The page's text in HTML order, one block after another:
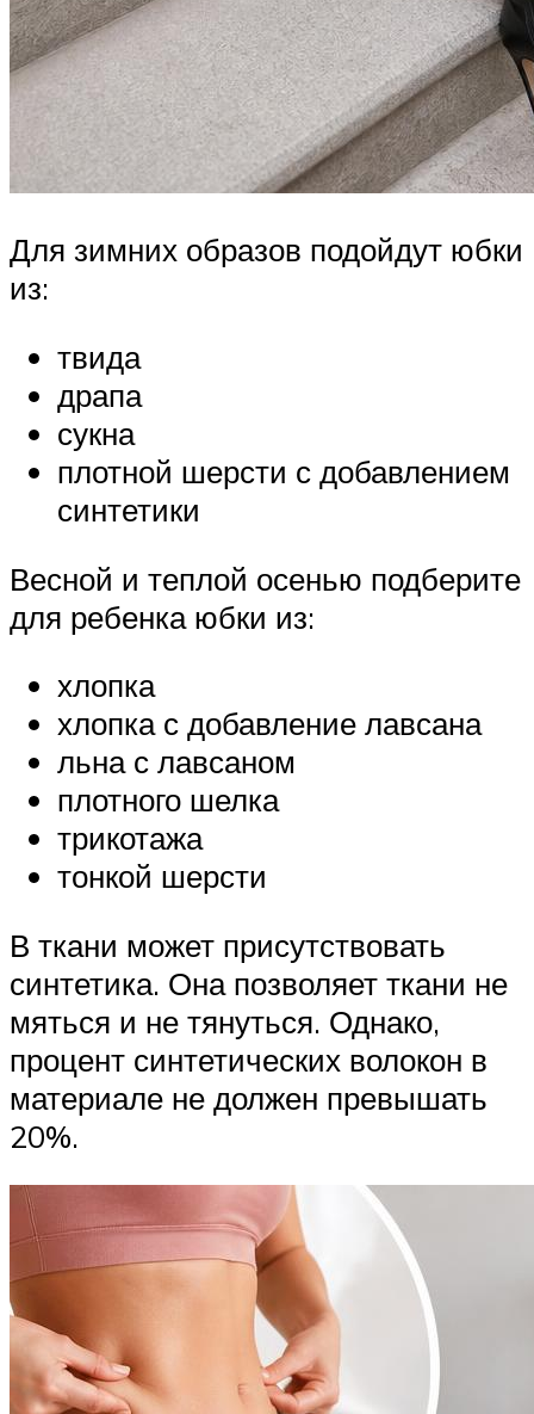
Для зимних образов подойдут юбки
из:
твида
драпа
сукна
плотной шерсти с добавлением
синтетики
Весной и теплой осенью подберите
для ребенка юбки из:
хлопка
хлопка с добавление лавсана
льна с лавсаном
плотного шелка
трикотажа
тонкой шерсти
В ткани может присутствовать
синтетика. Она позволяет ткани не
мяться и не тянуться. Однако,
процент синтетических волокон в
материале не должен превышать
20%.